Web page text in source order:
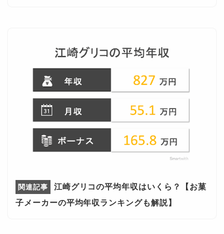
江崎グリコの平均年収はいくら？【お菓
子メーカーの平均年収ランキングも解説】